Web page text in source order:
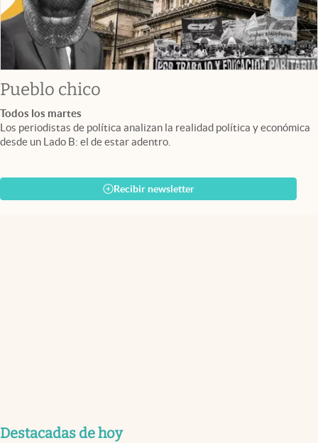
Pueblo chico
Todos los martes
Los periodistas de política analizan la realidad política y económica
desde un Lado B: el de estar adentro.
Recibir newsletter
Destacadas de hoy